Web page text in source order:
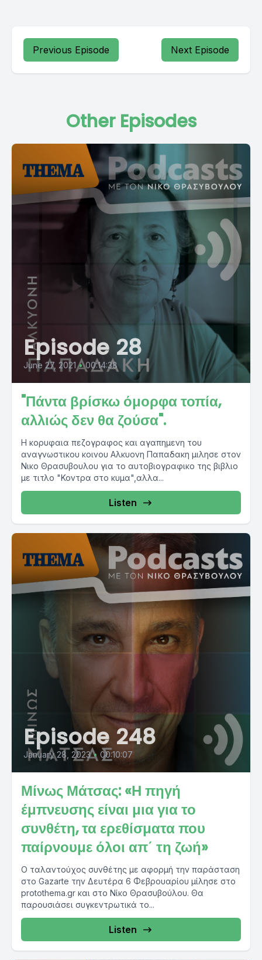
Previous Episode Next Episode
Other Episodes
Episode 28
June 27, 2021 • 00:14:38
"Πάντα βρίσκω όμορφα τοπία,
αλλιώς δεν θα ζούσα".
Η κορυφαια πεζογραφος και αγαπημενη του
αναγνωστικου κοινου Αλκυονη Παπαδακη μιλησε στον
Νικο Θρασυβουλου για το αυτοβιογραφικο της βιβλιο
με τιτλο "Κοντρα στο κυμα",αλλα...
Listen
Episode 248
January 28, 2023 • 00:10:07
Μίνως Μάτσας: «Η πηγή
έμπνευσης είναι μια για το
συνθέτη, τα ερεθίσματα που
παίρνουμε όλοι απ΄ τη ζωή»
Ο ταλαντούχος συνθέτης με αφορμή την παράσταση
στο Gazarte την Δευτέρα 6 Φεβρουαρίου μίλησε στο
protothema.gr και στο Νίκο Θρασυβούλου. Θα
παρουσιάσει συγκεντρωτικά το...
Listen